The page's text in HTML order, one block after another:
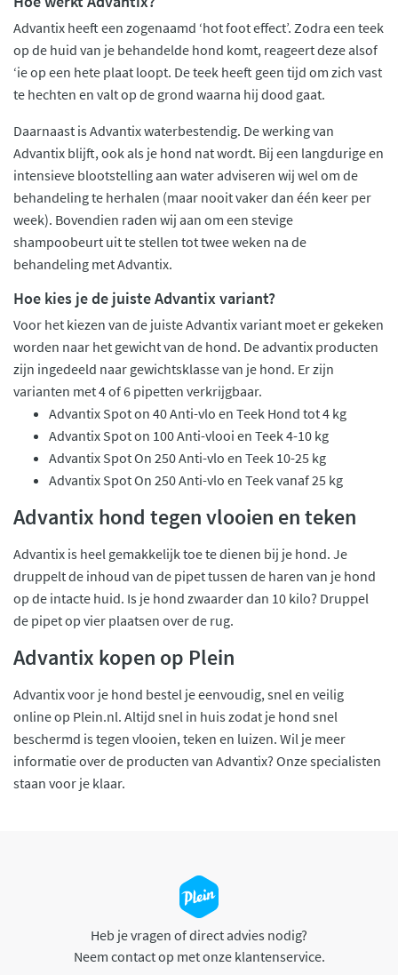
Advantix heeft een zogenaamd ‘hot foot effect’. Zodra een teek
op de huid van je behandelde hond komt, reageert deze alsof
‘ie op een hete plaat loopt. De teek heeft geen tijd om zich vast
te hechten en valt op de grond waarna hij dood gaat.
Daarnaast is Advantix waterbestendig. De werking van
Advantix blijft, ook als je hond nat wordt. Bij een langdurige en
intensieve blootstelling aan water adviseren wij wel om de
behandeling te herhalen (maar nooit vaker dan één keer per
week). Bovendien raden wij aan om een stevige
shampoobeurt uit te stellen tot twee weken na de
behandeling met Advantix.
Hoe kies je de juiste Advantix variant?
Voor het kiezen van de juiste Advantix variant moet er gekeken
worden naar het gewicht van de hond. De advantix producten
zijn ingedeeld naar gewichtsklasse van je hond. Er zijn
varianten met 4 of 6 pipetten verkrijgbaar.
Advantix Spot on 40 Anti-vlo en Teek Hond tot 4 kg
Advantix Spot on 100 Anti-vlooi en Teek 4-10 kg
Advantix Spot On 250 Anti-vlo en Teek 10-25 kg
Advantix Spot On 250 Anti-vlo en Teek vanaf 25 kg
Advantix hond tegen vlooien en teken
Advantix is heel gemakkelijk toe te dienen bij je hond. Je
druppelt de inhoud van de pipet tussen de haren van je hond
op de intacte huid. Is je hond zwaarder dan 10 kilo? Druppel
de pipet op vier plaatsen over de rug.
Advantix kopen op Plein
Advantix voor je hond bestel je eenvoudig, snel en veilig
online op Plein.nl. Altijd snel in huis zodat je hond snel
beschermd is tegen vlooien, teken en luizen. Wil je meer
informatie over de producten van Advantix? Onze specialisten
staan voor je klaar.
Heb je vragen of direct advies nodig?
Neem contact op met onze klantenservice.